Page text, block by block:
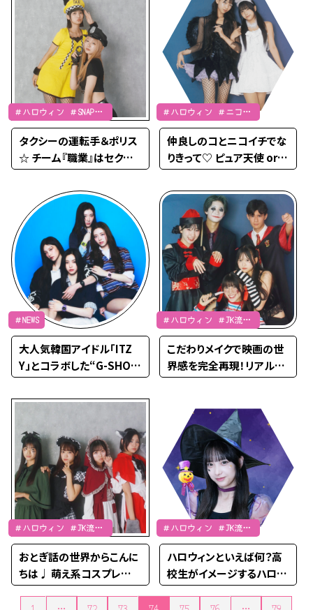
＃ハロウィン ＃SNAP
＃イベント
タクシーの運転手＆ポリス
☆ チーム『職業』はセクシ
ーな肌見せでみんなの視
線を集めたよ♡
＃ハロウィン ＃ニコイ
チ ＃SNAP ＃イベント
仲良しのコとニコイチでな
りきって♡ ピュア天使 or
惑わせ小悪魔、アナタなら
どっち？
＃NEWS
大人気韓国アイドル「ITZ
Y」とコラボした“G-SHOC
K”第2弾が可愛すぎる♡
＃ハロウィン ＃JK流行
通信 ＃SNAP
こだわりメイクで映画の世
界感を完全再現！リアルな
コスプレでみんなを驚かせ
＃ハロウィン ＃JK流行
通信 ＃SNAP
おとぎ話の世界からこんに
ちは♩ 萌え系コスプレ×
あざとメイクで男のコも思
わずメロメロに♡
＃ハロウィン ＃JK流行
通信
ハロウィンといえば何？高
校生がイメージするハロウ
ィンを大調査！